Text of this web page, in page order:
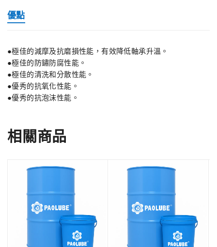
優點
●極佳的減摩及抗磨損性能，有效降低軸承升溫。
●極佳的防鏽防腐性能。
●極佳的清洗和分散性能。
●優秀的抗氧化性能。
●優秀的抗泡沫性能。
相關商品